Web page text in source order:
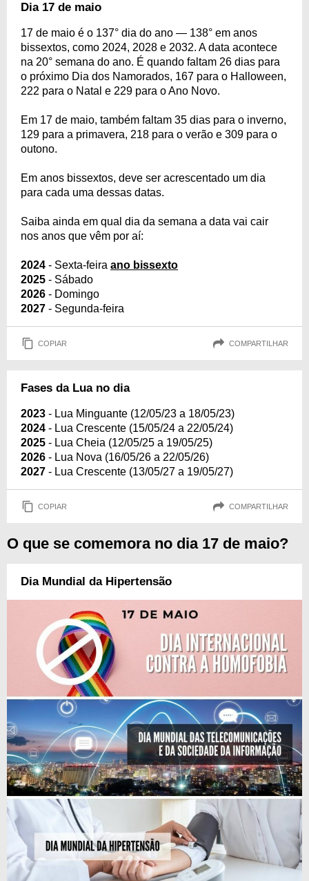
Dia 17 de maio
17 de maio é o 137° dia do ano — 138° em anos
bissextos, como 2024, 2028 e 2032. A data acontece
na 20° semana do ano. É quando faltam 26 dias para
o próximo Dia dos Namorados, 167 para o Halloween,
222 para o Natal e 229 para o Ano Novo.
Em 17 de maio, também faltam 35 dias para o inverno,
129 para a primavera, 218 para o verão e 309 para o
outono.
Em anos bissextos, deve ser acrescentado um dia
para cada uma dessas datas.
Saiba ainda em qual dia da semana a data vai cair
nos anos que vêm por aí:
2024 - Sexta-feira ano bissexto
2025 - Sábado
2026 - Domingo
2027 - Segunda-feira
COPIAR COMPARTILHAR
Fases da Lua no dia
2023 - Lua Minguante (12/05/23 a 18/05/23)
2024 - Lua Crescente (15/05/24 a 22/05/24)
2025 - Lua Cheia (12/05/25 a 19/05/25)
2026 - Lua Nova (16/05/26 a 22/05/26)
2027 - Lua Crescente (13/05/27 a 19/05/27)
COPIAR COMPARTILHAR
O que se comemora no dia 17 de maio?
Dia Mundial da Hipertensão